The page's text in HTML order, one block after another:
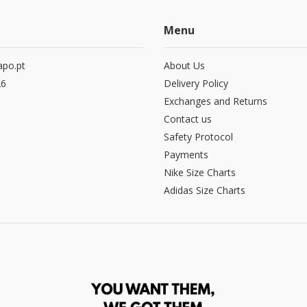
Menu
About Us
Delivery Policy
Exchanges and Returns
Contact us
Safety Protocol
Payments
Nike Size Charts
Adidas Size Charts